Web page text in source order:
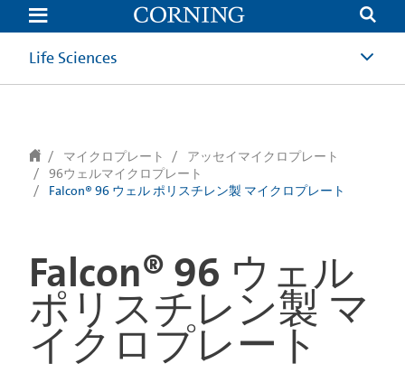
text.skipToContent
text.skipToNavigation
Life Sciences
マイクロプレート
アッセイマイクロプレート
96ウェルマイクロプレート
Falcon® 96 ウェル ポリスチレン製 マイクロプレート
Falcon® 96 ウェル
ポリスチレン製 マ
イクロプレート